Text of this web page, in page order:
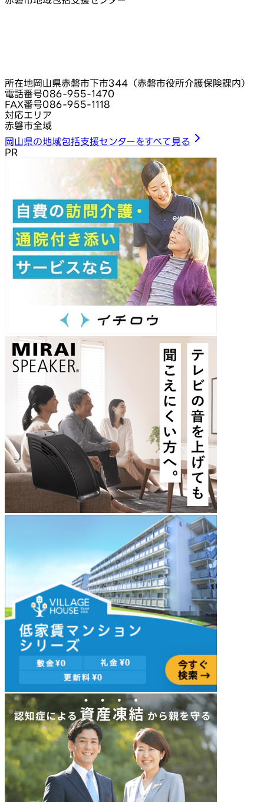
所在地岡山県赤磐市下市344（赤磐市役所介護保険課内）
電話番号086-955-1470
FAX番号086-955-1118
対応エリア
赤磐市全域
岡山県の地域包括支援センターをすべて見る
PR